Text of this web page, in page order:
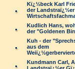
Kï¿½beck Karl
der Landstraï¿½er
Kudlich Hans,
der "Goldenen
Kuh - der
aus dem
Kundmann Carl,